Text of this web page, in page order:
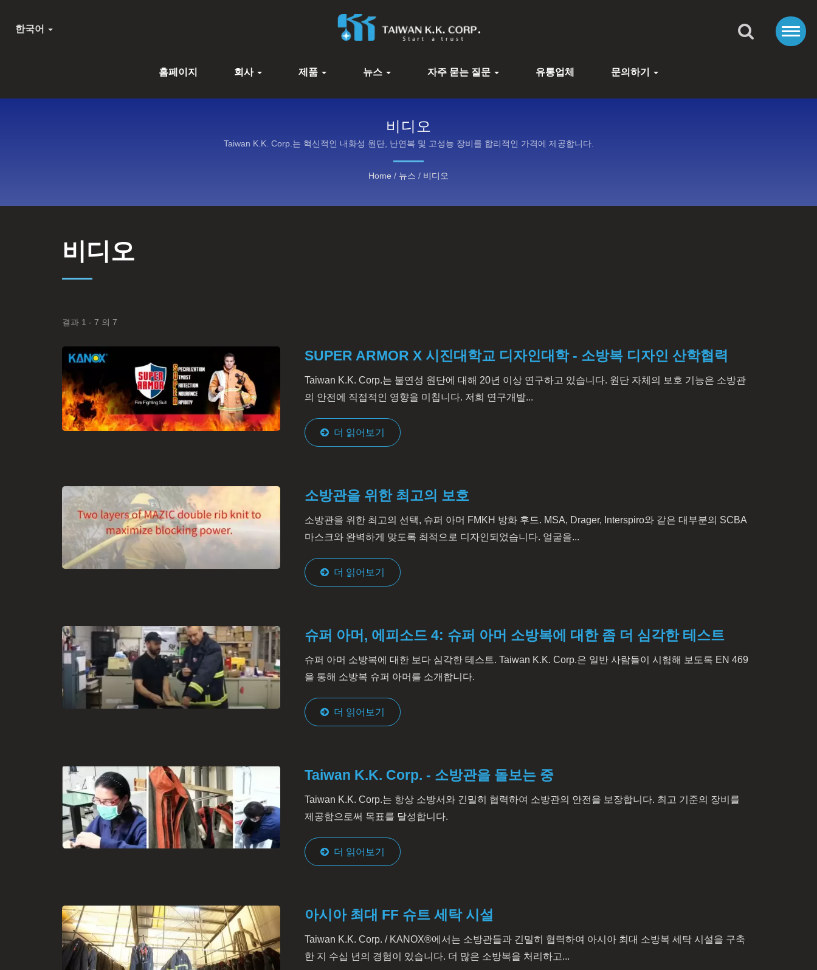
홈페이지 회사 제품 뉴스 자주 묻는 질문 유통업체 문의하기
한국어
비디오
Taiwan K.K. Corp.는 혁신적인 내화성 원단, 난연복 및 고성능 장비를 합리적인 가격에 제공합니다.
Home / 뉴스 / 비디오
비디오
결과 1 - 7 의 7
SUPER ARMOR X 시진대학교 디자인대학 - 소방복 디자인 산학협력
Taiwan K.K. Corp.는 불연성 원단에 대해 20년 이상 연구하고 있습니다. 원단 자체의 보호 기능은 소방관
의 안전에 직접적인 영향을 미칩니다. 저희 연구개발...
더 읽어보기
소방관을 위한 최고의 보호
소방관을 위한 최고의 선택, 슈퍼 아머 FMKH 방화 후드. MSA, Drager, Interspiro와 같은 대부분의 SCBA
마스크와 완벽하게 맞도록 최적으로 디자인되었습니다. 얼굴을...
더 읽어보기
슈퍼 아머, 에피소드 4: 슈퍼 아머 소방복에 대한 좀 더 심각한 테스트
슈퍼 아머 소방복에 대한 보다 심각한 테스트. Taiwan K.K. Corp.은 일반 사람들이 시험해 보도록 EN 469
을 통해 소방복 슈퍼 아머를 소개합니다.
더 읽어보기
Taiwan K.K. Corp. - 소방관을 돌보는 중
Taiwan K.K. Corp.는 항상 소방서와 긴밀히 협력하여 소방관의 안전을 보장합니다. 최고 기준의 장비를
제공함으로써 목표를 달성합니다.
더 읽어보기
아시아 최대 FF 슈트 세탁 시설
Taiwan K.K. Corp. / KANOX®에서는 소방관들과 긴밀히 협력하여 아시아 최대 소방복 세탁 시설을 구축
한 지 수십 년의 경험이 있습니다. 더 많은 소방복을 처리하고...